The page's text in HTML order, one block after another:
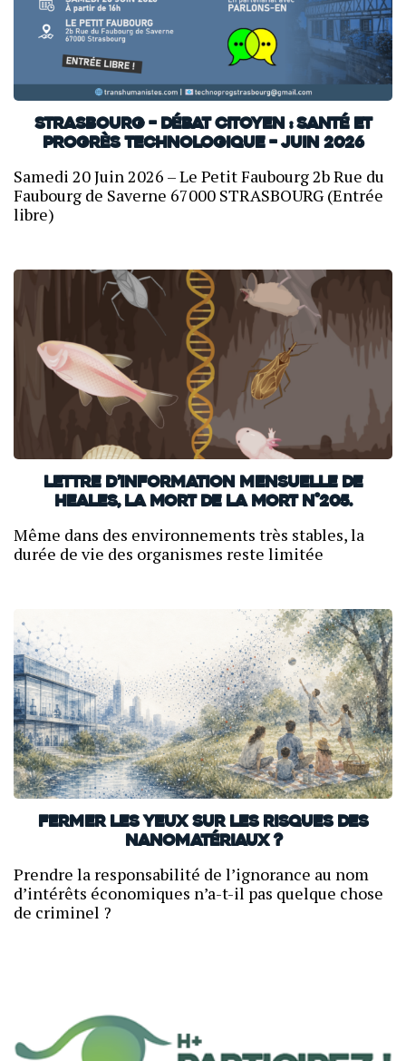
Strasbourg – Débat citoyen : Santé et
progrès technologique – Juin 2026
Samedi 20 Juin 2026 – Le Petit Faubourg 2b Rue du
Faubourg de Saverne 67000 STRASBOURG (Entrée
libre)
Lettre d’information mensuelle de
Heales, La mort de la mort N°205.
Même dans des environnements très stables, la
durée de vie des organismes reste limitée
Fermer les yeux sur les risques des
nanomatériaux ?
Prendre la responsabilité de l’ignorance au nom
d’intérêts économiques n’a-t-il pas quelque chose
de criminel ?